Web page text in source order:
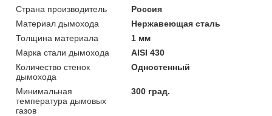
Страна производитель
Россия
Материал дымохода
Нержавеющая сталь
Толщина материала
1 мм
Марка стали дымохода
AISI 430
Количество стенок
дымохода
Одностенный
Минимальная
температура дымовых
газов
300 град.